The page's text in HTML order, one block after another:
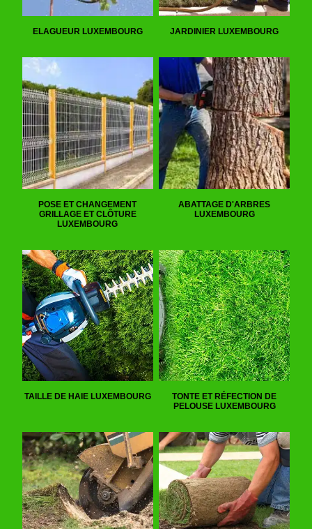
ELAGUEUR LUXEMBOURG JARDINIER LUXEMBOURG
POSE ET CHANGEMENT
GRILLAGE ET CLÔTURE
LUXEMBOURG
ABATTAGE D'ARBRES
LUXEMBOURG
TAILLE DE HAIE LUXEMBOURG
TONTE ET RÉFECTION DE
PELOUSE LUXEMBOURG